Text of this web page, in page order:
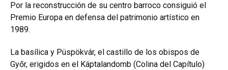
Por la reconstrucción de su centro barroco consiguió el
Premio Europa en defensa del patrimonio artístico en
1989.
La basílica y Püspökvár, el castillo de los obispos de
Győr, erigidos en el Káptalandomb (Colina del Capítulo)